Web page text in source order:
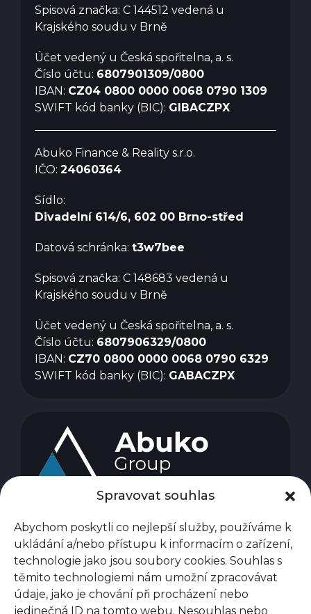
Spravovat souhlas
Abychom poskytli co nejlepší služby, používáme k
ukládání a/nebo přístupu k informacím o zařízení,
technologie jako jsou soubory cookies. Souhlas s
těmito technologiemi nám umožní zpracovávat
údaje, jako je chování při procházení nebo
jedinečná ID na tomto webu. Nesouhlas nebo
Spisová značka: C 144512 vedená u
Krajského soudu v Brně
Účet vedený u Česká spořitelna, a. s.
Číslo účtu: 6807901309/0800
IBAN: CZ04 0800 0000 0068 0790 1309
SWIFT kód banky (BIC): GIBACZPX
Abuko Finance & Reality s.r.o.
IČO: 24060364
Sídlo:
Divadelní 614/6, 602 00 Brno-střed
Datová schránka: t3w7bee
Spisová značka: C 148683 vedená u
Krajského soudu v Brně
Účet vedený u Česká spořitelna, a. s.
Číslo účtu: 6807906329/0800
IBAN: CZ70 0800 0000 0068 0790 6329
SWIFT kód banky (BIC): GABACZPX